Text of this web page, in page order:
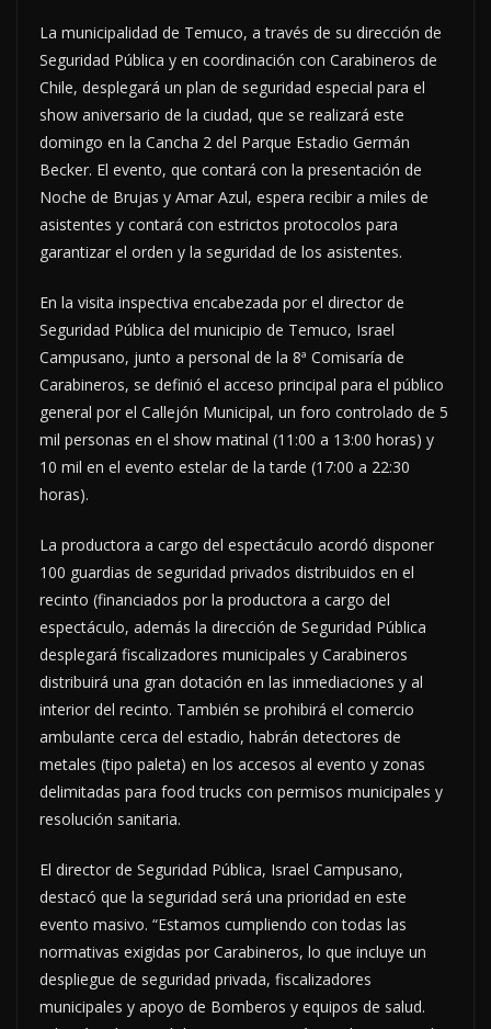
La municipalidad de Temuco, a través de su dirección de
Seguridad Pública y en coordinación con Carabineros de
Chile, desplegará un plan de seguridad especial para el
show aniversario de la ciudad, que se realizará este
domingo en la Cancha 2 del Parque Estadio Germán
Becker. El evento, que contará con la presentación de
Noche de Brujas y Amar Azul, espera recibir a miles de
asistentes y contará con estrictos protocolos para
garantizar el orden y la seguridad de los asistentes.
En la visita inspectiva encabezada por el director de
Seguridad Pública del municipio de Temuco, Israel
Campusano, junto a personal de la 8ª Comisaría de
Carabineros, se definió el acceso principal para el público
general por el Callejón Municipal, un foro controlado de 5
mil personas en el show matinal (11:00 a 13:00 horas) y
10 mil en el evento estelar de la tarde (17:00 a 22:30
horas).
La productora a cargo del espectáculo acordó disponer
100 guardias de seguridad privados distribuidos en el
recinto (financiados por la productora a cargo del
espectáculo, además la dirección de Seguridad Pública
desplegará fiscalizadores municipales y Carabineros
distribuirá una gran dotación en las inmediaciones y al
interior del recinto. También se prohibirá el comercio
ambulante cerca del estadio, habrán detectores de
metales (tipo paleta) en los accesos al evento y zonas
delimitadas para food trucks con permisos municipales y
resolución sanitaria.
El director de Seguridad Pública, Israel Campusano,
destacó que la seguridad será una prioridad en este
evento masivo. “Estamos cumpliendo con todas las
normativas exigidas por Carabineros, lo que incluye un
despliegue de seguridad privada, fiscalizadores
municipales y apoyo de Bomberos y equipos de salud.